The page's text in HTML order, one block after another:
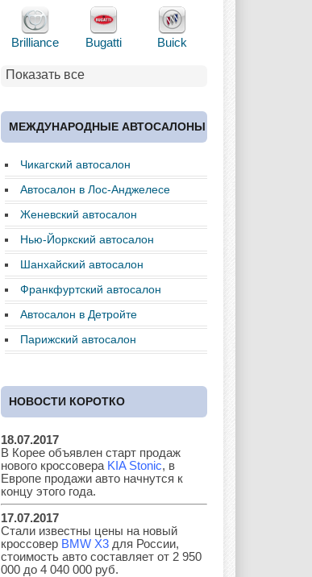
Brilliance Bugatti Buick
Cadillac Chery Chevrolet
Chrysler Citroen Dacia
Daewoo Dodge
Fiat Ford Great Wall
GAZ Geely
Honda Hyundai Infiniti
JAC Jaguar Jeep
Показать все
МЕЖДУНАРОДНЫЕ АВТОСАЛОНЫ
Чикагский автосалон
Автосалон в Лос-Анджелесе
Женевский автосалон
Нью-Йоркский автосалон
Шанхайский автосалон
Франкфуртский автосалон
Автосалон в Детройте
Парижский автосалон
НОВОСТИ КОРОТКО
18.07.2017
В Корее объявлен старт продаж
нового кроссовера KIA Stonic, в
Европе продажи авто начнутся к
концу этого года.
17.07.2017
Стали известны цены на новый
кроссовер BMW X3 для России,
стоимость авто составляет от 2 950
000 до 4 040 000 руб.